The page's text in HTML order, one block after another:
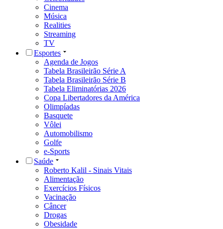
Cinema
Música
Realities
Streaming
TV
Esportes
Agenda de Jogos
Tabela Brasileirão Série A
Tabela Brasileirão Série B
Tabela Eliminatórias 2026
Copa Libertadores da América
Olimpíadas
Basquete
Vôlei
Automobilismo
Golfe
e-Sports
Saúde
Roberto Kalil - Sinais Vitais
Alimentação
Exercícios Físicos
Vacinação
Câncer
Drogas
Obesidade